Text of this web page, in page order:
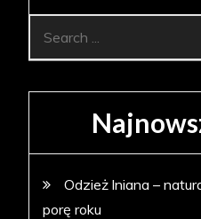
Odzież lniana –
porę roku